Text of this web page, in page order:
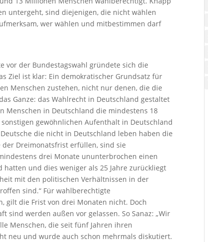
untergeht, sind diejenigen, die nicht wählen
wer wählen und mitbestimmen darf
vor der Bundestagswahl gründete sich die
Ziel ist klar: Ein demokratischer Grundsatz für
Menschen zustehen, nicht nur denen, die die
Ganze: das Wahlrecht in Deutschland gestaltet
Menschen in Deutschland die mindestens 18
gewöhnlichen Aufenthalt in Deutschland
die nicht in Deutschland leben haben die
Dreimonatsfrist erfüllen, sind sie
drei Monate ununterbrochen einen
und dies weniger als 25 Jahre zurückliegt
mit den politischen Verhältnissen in der
sind.“ Für wahlberechtigte
gilt die Frist von drei Monaten nicht. Doch
sind werden außen vor gelassen. So Sanaz: „Wir
Menschen, die seit fünf Jahren ihren
neu und wurde auch schon mehrmals diskutiert.